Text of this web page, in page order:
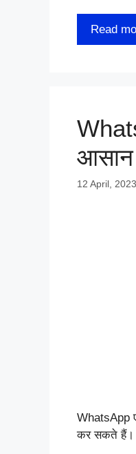
Read
आसान
12 April, 2023
WhatsApp
कर सकते हैं।